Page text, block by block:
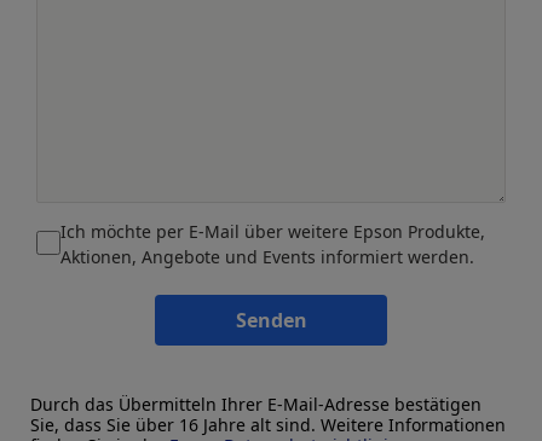
Ich möchte per E-Mail über weitere Epson Produkte,
Aktionen, Angebote und Events informiert werden.
Senden
Durch das Übermitteln Ihrer E-Mail-Adresse bestätigen
Sie, dass Sie über 16 Jahre alt sind. Weitere Informationen